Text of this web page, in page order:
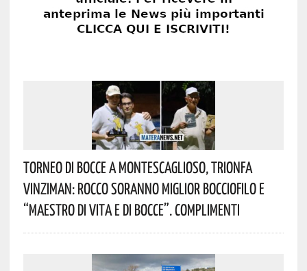
Torneo Di Bocce A Montescaglioso, Trionfa
Vinziman: Rocco Soranno Miglior Bocciofilo E
“Maestro Di Vita E Di Bocce”. Complimenti